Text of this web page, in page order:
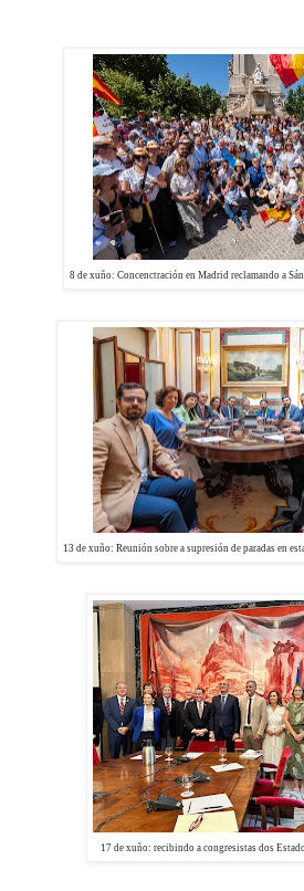
8 de xuño: Concenctración en Madrid reclamando a
13 de xuño: Reunión sobre a supresión de paradas en
17 de xuño: recibindo a congresistas dos